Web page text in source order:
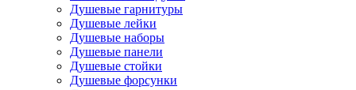
Душевые гарнитуры
Душевые лейки
Душевые наборы
Душевые панели
Душевые стойки
Душевые форсунки